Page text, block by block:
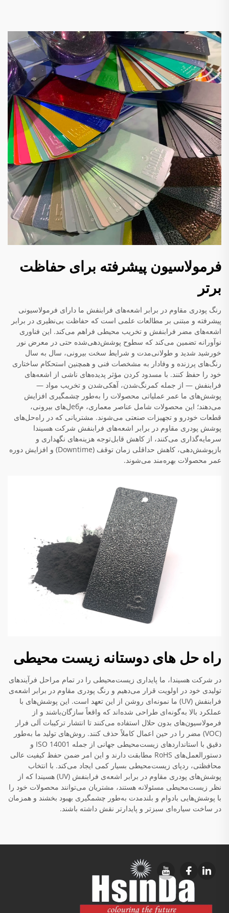
فرمولاسیون پیشرفته برای حفاظت
برتر
رنگ پودری مقاوم در برابر اشعه‌های فرابنفش ما دارای فرمولاسیونی
پیشرفته و مبتنی بر مطالعات علمی است که حفاظت بی‌نظیری در برابر
اشعه‌های مضر فرابنفش و تخریب محیطی فراهم می‌کند. این فناوری
نوآورانه تضمین می‌کند که سطوح پوشش‌دهی‌شده حتی در معرض نور
خورشید شدید و طولانی‌مدت و شرایط سخت بیرونی، سال به سال
رنگ‌های پرزنده و وفادار به مشخصات فنی و همچنین استحکام ساختاری
خود را حفظ کنند. با مسدود کردن مؤثر پدیده‌های ناشی از اشعه‌های
فرابنفش — از جمله کمرنگ‌شدن، آهکی‌شدن و تخریب مواد —
پوشش‌های ما عمر عملیاتی محصولات را به‌طور چشمگیری افزایش
می‌دهند؛ این محصولات شامل عناصر معماری، مебل‌های بیرونی،
قطعات خودرو و تجهیزات صنعتی می‌شوند. مشتریانی که در راه‌حل‌های
پوشش پودری مقاوم در برابر اشعه‌های فرابنفش شرکت هسیندا
سرمایه‌گذاری می‌کنند، از کاهش قابل‌توجه هزینه‌های نگهداری و
بازپوشش‌دهی، کاهش حداقلی زمان توقف (Downtime) و افزایش دوره
عمر محصولات بهره‌مند می‌شوند.
راه حل های دوستانه زیست محیطی
در شرکت هسیندا، ما پایداری زیست‌محیطی را در تمام مراحل فرآیندهای
تولیدی خود در اولویت قرار می‌دهیم و رنگ پودری مقاوم در برابر اشعه‌ی
فرابنفش (UV) ما نمونه‌ای روشن از این تعهد است. این پوشش‌های با
عملکرد بالا به‌گونه‌ای طراحی شده‌اند که واقعاً سازگان‌باشند و از
فرمولاسیون‌های بدون حلال استفاده می‌کنند تا انتشار ترکیبات آلی فرار
(VOC) مضر را در حین اعمال کاملاً حذف کنند. روش‌های تولید ما به‌طور
دقیق با استانداردهای زیست‌محیطی جهانی از جمله ISO 14001 و
دستورالعمل‌های RoHS مطابقت دارند و این امر ضمن حفظ کیفیت عالی
محافظتی، ردپای زیست‌محیطی بسیار کمی ایجاد می‌کند. با انتخاب
پوشش‌های پودری مقاوم در برابر اشعه‌ی فرابنفش (UV) هسیندا که از
نظر زیست‌محیطی مسئولانه هستند، مشتریان می‌توانند محصولات خود را
با پوشش‌هایی بادوام و بلندمدت به‌طور چشمگیری بهبود بخشند و همزمان
در ساخت سیاره‌ای سبزتر و پایدارتر نقش داشته باشند.